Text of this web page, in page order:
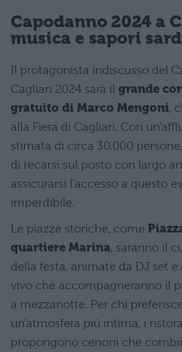
Capodanno 2024 a
musica e sapori
Il protagonista indiscusso del
Cagliari 2024 sarà il grande
gratuito di Marco Mengoni,
alla Fiera di Cagliari. Con
stimata di circa 30.000
di recarsi sul posto con largo
assicurarsi l’accesso a questo
imperdibile.
Le piazze storiche, come
quartiere Marina, saranno il
della festa, animate da DJ set
vivo che accompagneranno il
a mezzanotte. Per chi
un’atmosfera più intima, i
propongono cenoni che